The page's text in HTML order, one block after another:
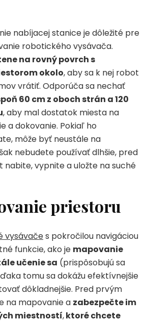
nabíjacej stanice je dôležité pre
robotického vysávača.
na rovný povrch s
okolo, aby sa k nej robot
vrátiť. Odporúča sa nechať
60 cm z oboch strán a 120
, aby mal dostatok miesta na
a dokovanie. Pokiaľ ho
môže byť neustále na
nebudete používať dlhšie, pred
vypnite a uložte na suché
priestoru
vysávačes pokročilou navigáciou
funkcie, ako je mapovanie
učenie sa (prispôsobujú sa
tomu sa dokážu efektívnejšie
dôkladnejšie. Pred prvým
na mapovanie a zabezpečte im
miestností,ktoré chcete